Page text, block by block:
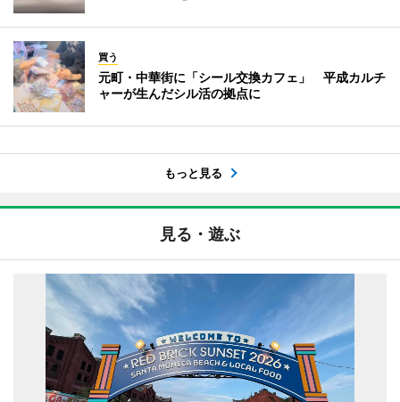
買う
元町・中華街に「シール交換カフェ」 平成カルチ
ャーが生んだシル活の拠点に
もっと見る
見る・遊ぶ